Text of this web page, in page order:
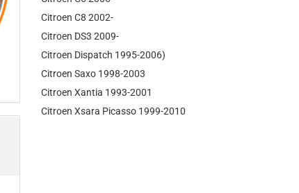
Citroen C8 2002-
Citroen DS3 2009-
Citroen Dispatch 1995-2006)
Citroen Saxo 1998-2003
Citroen Xantia 1993-2001
Citroen Xsara Picasso 1999-2010